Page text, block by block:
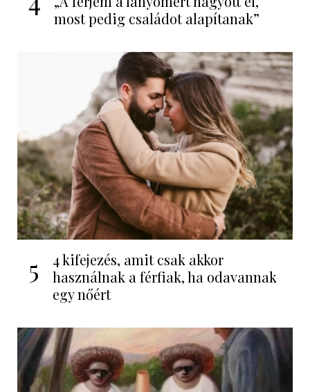
most pedig családot alapítanak”
5
4 kifejezés, amit csak akkor
használnak a férfiak, ha odavannak
egy nőért